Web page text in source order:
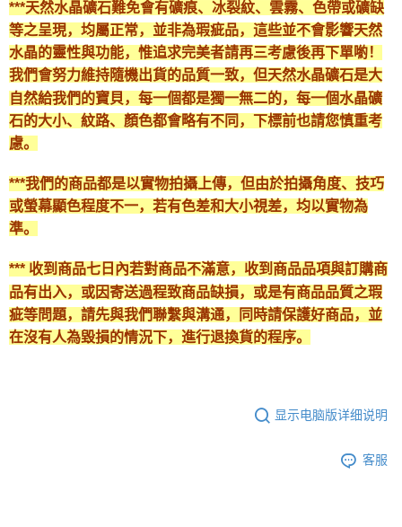
***天然水晶礦石難免會有礦痕、冰裂紋、雲霧、色帶或礦缺
等之呈現，均屬正常，並非為瑕疵品，這些並不會影響天然
水晶的靈性與功能，惟追求完美者請再三考慮後再下單喲！
我們會努力維持隨機出貨的品質一致，但天然水晶礦石是大
自然給我們的寶貝，每一個都是獨一無二的，每一個水晶礦
石的大小、紋路、顏色都會略有不同，下標前也請您慎重考
慮。
***我們的商品都是以實物拍攝上傳，但由於拍攝角度、技巧
或螢幕顯色程度不一，若有色差和大小視差，均以實物為
準。
*** 收到商品七日內若對商品不滿意，收到商品品項與訂購商
品有出入，或因寄送過程致商品缺損，或是有商品品質之瑕
疵等問題，請先與我們聯繫與溝通，同時請保護好商品，並
在沒有人為毀損的情況下，進行退換貨的程序。
显示电脑版详细说明
客服